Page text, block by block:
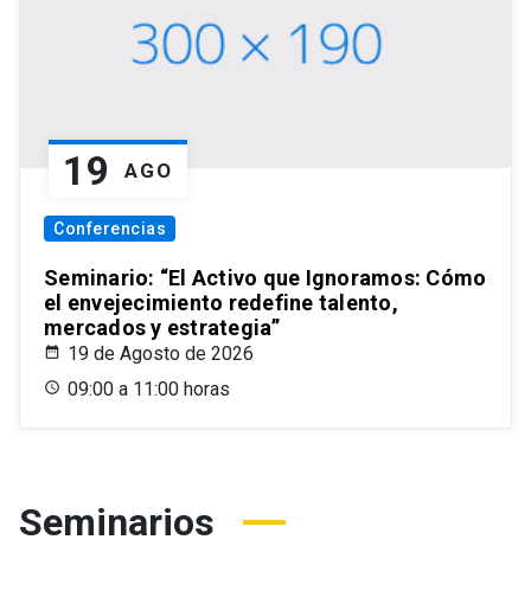
19 AGO
Conferencias
Seminario: “El Activo que Ignoramos: Cómo
el envejecimiento redefine talento,
mercados y estrategia”
19 de Agosto de 2026
09:00 a 11:00 horas
Seminarios